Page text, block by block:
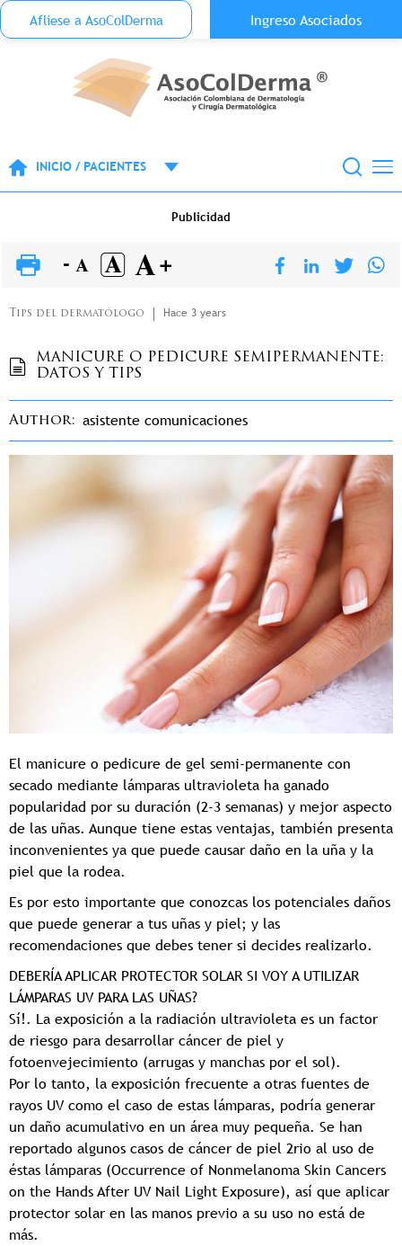
Pasar al contenido principal
Menu Top Anónimo
Aflíese a AsoColDerma Ingreso Asociados
INICIO / PACIENTES
Publicidad
Tips del dermatólogo Hace 3 years
MANICURE O PEDICURE SEMIPERMANENTE:
DATOS Y TIPS
Author asistente comunicaciones
El manicure o pedicure de gel semi-permanente con
secado mediante lámparas ultravioleta ha ganado
popularidad por su duración (2-3 semanas) y mejor aspecto
de las uñas. Aunque tiene estas ventajas, también presenta
inconvenientes ya que puede causar daño en la uña y la
piel que la rodea.
Es por esto importante que conozcas los potenciales daños
que puede generar a tus uñas y piel; y las
recomendaciones que debes tener si decides realizarlo.
DEBERÍA APLICAR PROTECTOR SOLAR SI VOY A UTILIZAR
LÁMPARAS UV PARA LAS UÑAS?
Sí!. La exposición a la radiación ultravioleta es un factor
de riesgo para desarrollar cáncer de piel y
fotoenvejecimiento (arrugas y manchas por el sol).
Por lo tanto, la exposición frecuente a otras fuentes de
rayos UV como el caso de estas lámparas, podría generar
un daño acumulativo en un área muy pequeña. Se han
reportado algunos casos de cáncer de piel 2rio al uso de
éstas lámparas (Occurrence of Nonmelanoma Skin Cancers
on the Hands After UV Nail Light Exposure), así que aplicar
protector solar en las manos previo a su uso no está de
más.